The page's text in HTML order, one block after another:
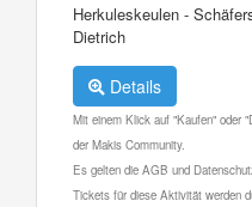
Herkuleskeulen -
Dietrich
Details
Mit einem Klick auf "Kaufen" oder
der Makis Community.
Es gelten die AGB und
Tickets für diese Aktivität werden